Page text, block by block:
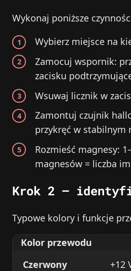
Wykonaj poniższe
Wybierz miejsce na
Zamocuj wspornik:
zacisku
Wsuwaj licznik w
Zamontuj czujnik
przykręć w stabilnym
Rozmieść magnesy:
magnesów = liczba
Krok 2 –
Typowe kolory i funkcje
Kolor przewodu
Czerwony
+12